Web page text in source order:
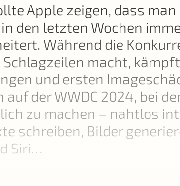
Apple zeigen, dass
den letzten Wochen
Während die
macht,
und ersten
der WWDC 2024, bei
zu machen – nahtlos
schreiben, Bilder
Siri…